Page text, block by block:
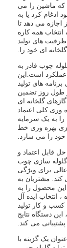
ماشین را می
ادغام کرد یا به
اجازه می دهد تا
همه کاره
های تولید
ای خود را.
چوب قادر به
عملکرد است.این
های تولید
طول روز تضمین
گلخانه ای
وری کلی اعتماد
را به یک سرمایه
بهره وری خط
را می سازد.
قابل اعتماد و
گلوله سازی چوب
برای ویژگی
مشتریان به
محصول را به
انتخاب ایده آل
کسب و کار تولید
دستگاه نتایج
می کند.
یک گزینه با